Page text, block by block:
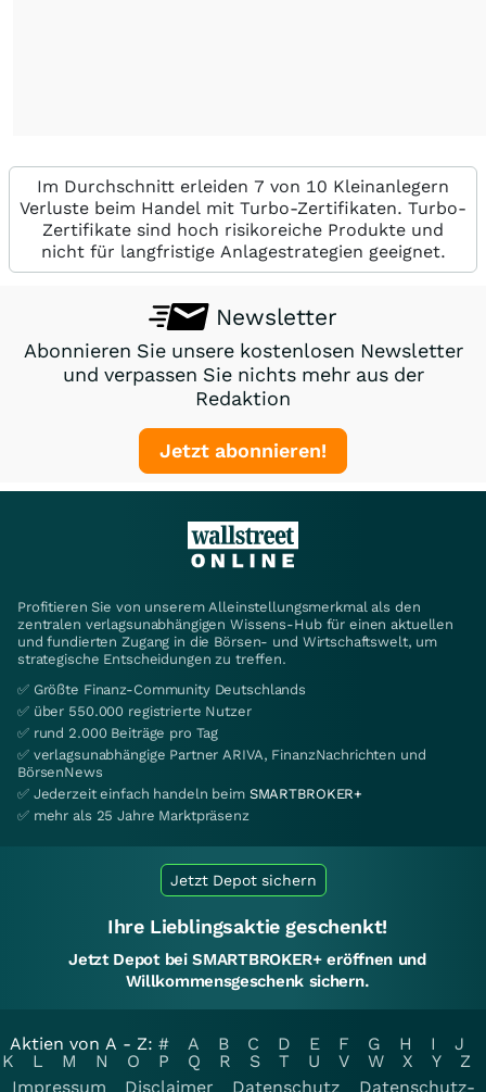
Im Durchschnitt erleiden 7 von 10 Kleinanlegern
Verluste beim Handel mit Turbo-Zertifikaten. Turbo-
Zertifikate sind hoch risikoreiche Produkte und
nicht für langfristige Anlagestrategien geeignet.
Newsletter
Abonnieren Sie unsere kostenlosen Newsletter
und verpassen Sie nichts mehr aus der
Redaktion
Jetzt abonnieren!
Profitieren Sie von unserem Alleinstellungsmerkmal als den
zentralen verlagsunabhängigen Wissens-Hub für einen aktuellen
und fundierten Zugang in die Börsen- und Wirtschaftswelt, um
strategische Entscheidungen zu treffen.
✅ Größte Finanz-Community Deutschlands
✅ über 550.000 registrierte Nutzer
✅ rund 2.000 Beiträge pro Tag
✅ verlagsunabhängige Partner ARIVA, FinanzNachrichten und
BörsenNews
✅ Jederzeit einfach handeln beim SMARTBROKER+
✅ mehr als 25 Jahre Marktpräsenz
Jetzt Depot sichern
Ihre Lieblingsaktie geschenkt!
Jetzt Depot bei SMARTBROKER+ eröffnen und
Willkommensgeschenk sichern.
Aktien von A - Z: # A B C D E F G H I
J
K
L M N O P Q R S T U V W X Y
Z
Impressum
Disclaimer Datenschutz Datenschutz-